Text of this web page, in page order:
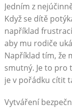
Jedním z
Když se dítě
například
aby mu rodiče
Například tím, že
smutný. Je to pro
je v pořádku cítit
Vytváření